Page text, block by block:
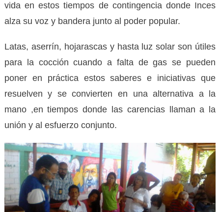
vida en estos tiempos de contingencia donde Inces
alza su voz y bandera junto al poder popular.
Latas, aserrín, hojarascas y hasta luz solar son útiles
para la cocción cuando a falta de gas se pueden
poner en práctica estos saberes e iniciativas que
resuelven y se convierten en una alternativa a la
mano ,en tiempos donde las carencias llaman a la
unión y al esfuerzo conjunto.